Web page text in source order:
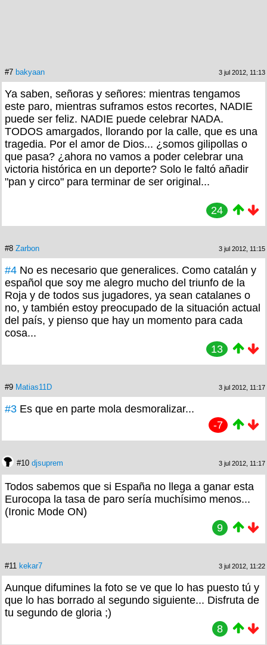
#7 bakyaan 3 jul 2012, 11:13
Ya saben, señoras y señores: mientras tengamos
este paro, mientras suframos estos recortes, NADIE
puede ser feliz. NADIE puede celebrar NADA.
TODOS amargados, llorando por la calle, que es una
tragedia. Por el amor de Dios... ¿somos gilipollas o
que pasa? ¿ahora no vamos a poder celebrar una
victoria histórica en un deporte? Solo le faltó añadir
"pan y circo" para terminar de ser original...
24
#8 Zarbon 3 jul 2012, 11:15
#4 No es necesario que generalices. Como catalán y
español que soy me alegro mucho del triunfo de la
Roja y de todos sus jugadores, ya sean catalanes o
no, y también estoy preocupado de la situación actual
del país, y pienso que hay un momento para cada
cosa...
13
#9 Matias11D 3 jul 2012, 11:17
#3 Es que en parte mola desmoralizar...
-7
#10 djsuprem 3 jul 2012, 11:17
Todos sabemos que si España no llega a ganar esta
Eurocopa la tasa de paro sería muchísimo menos...
(Ironic Mode ON)
9
#11 kekar7 3 jul 2012, 11:22
Aunque difumines la foto se ve que lo has puesto tú y
que lo has borrado al segundo siguiente... Disfruta de
tu segundo de gloria ;)
8